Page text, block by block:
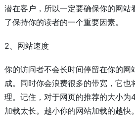
潜在客户，所以一定要确保你的网站
了保持你的读者的一个重要因素。
2、网站速度
你的访问者不会长时间停留在你的网
成。同时你会浪费很多的带宽，它也
理。记住，对于网页的推荐的大小
加载太长。越小你的网站加载的越快。